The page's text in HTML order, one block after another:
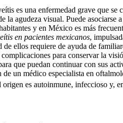
es una enfermedad grave que se
agudeza visual. Puede asociarse a
y en México es más
en pacientes mexicanos,
ellos requiere de ayuda de
para conservar la
que puedan continuar con sus
un médico especialista en
es autoinmune, infeccioso y,